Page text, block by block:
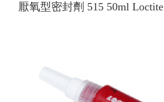
厭氧型密封劑 515 50ml Loctite